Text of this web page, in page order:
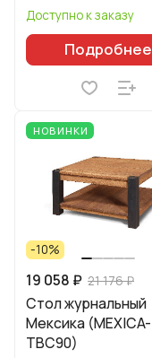
Доступно к заказу
Подробнее
НОВИНКИ
-10%
19 058 ₽ 21 176 ₽
Стол журнальный
Мексика (MEXICA-
TBC90)